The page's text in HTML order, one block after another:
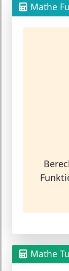
Mathe
Mathe